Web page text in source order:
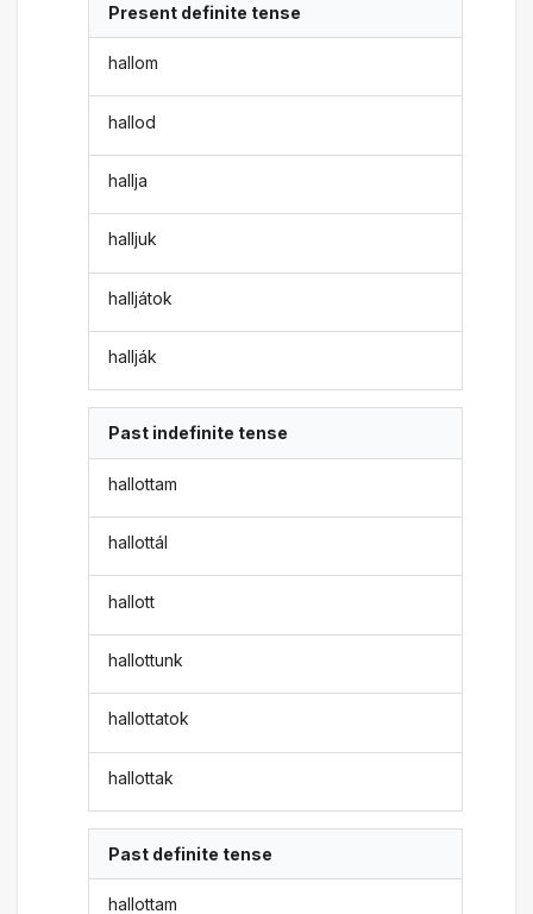
Present definite tense
hallom
hallod
hallja
halljuk
halljátok
hallják
Past indefinite tense
hallottam
hallottál
hallott
hallottunk
hallottatok
hallottak
Past definite tense
hallottam